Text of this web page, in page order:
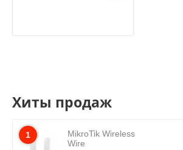
Хиты продаж
1
MikroTik Wireless
Wire